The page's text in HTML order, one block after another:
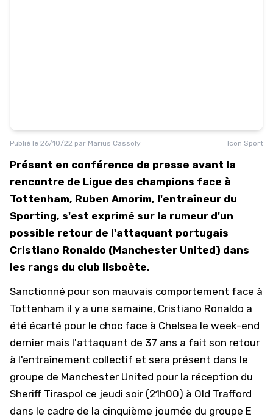
Publié le 26/10/22 par Marius Cassoly Icon Sport
Présent en conférence de presse avant la
rencontre de Ligue des champions face à
Tottenham, Ruben Amorim, l'entraîneur du
Sporting, s'est exprimé sur la rumeur d'un
possible retour de l'attaquant portugais
Cristiano Ronaldo (Manchester United) dans
les rangs du club lisboète.
Sanctionné pour son mauvais comportement face à
Tottenham il y a une semaine, Cristiano Ronaldo a
été écarté pour le choc face à Chelsea le week-end
dernier mais l'attaquant de 37 ans a fait son retour
à l'entraînement collectif et sera présent dans le
groupe de Manchester United pour la réception du
Sheriff Tiraspol ce jeudi soir (21h00) à Old Trafford
dans le cadre de la cinquième journée du groupe E